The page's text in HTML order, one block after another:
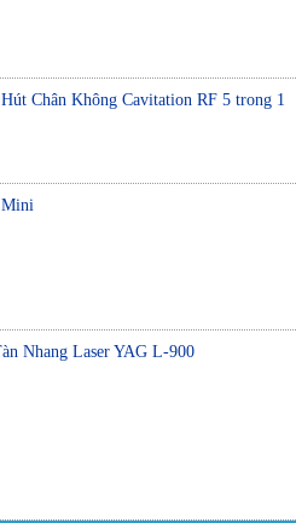
Chân Không Cavitation RF 5 trong 1
Mini
Nhang Laser YAG L-900